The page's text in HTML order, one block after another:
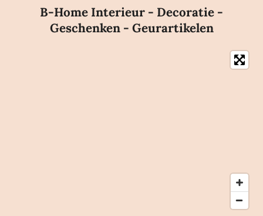
B-Home Interieur - Decoratie -
Geschenken - Geurartikelen